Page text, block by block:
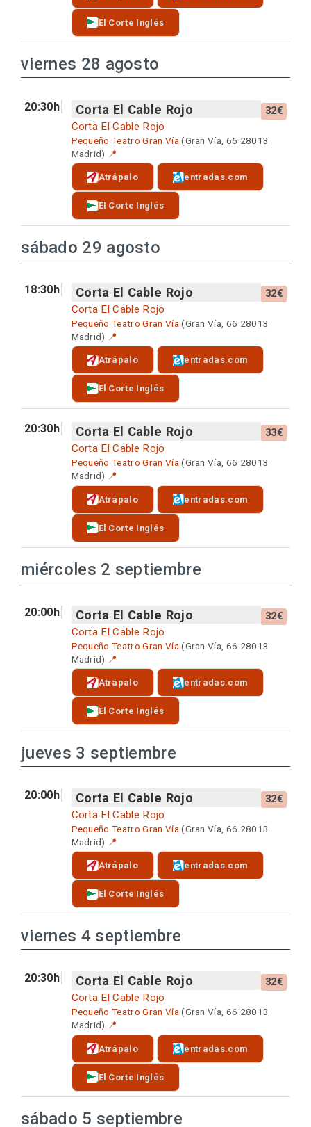
El Corte Inglés
viernes 28 agosto
20:30h Corta El Cable Rojo 32€
Corta El Cable Rojo
Pequeño Teatro Gran Vía (Gran Vía, 66 28013
Madrid) 📍
Atrápalo entradas.com
El Corte Inglés
sábado 29 agosto
18:30h Corta El Cable Rojo 32€
Corta El Cable Rojo
Pequeño Teatro Gran Vía (Gran Vía, 66 28013
Madrid) 📍
Atrápalo entradas.com
El Corte Inglés
20:30h Corta El Cable Rojo 33€
Corta El Cable Rojo
Pequeño Teatro Gran Vía(Gran Vía, 66 28013
Madrid) 📍
Atrápalo entradas.com
El Corte Inglés
miércoles 2 septiembre
20:00h Corta El Cable Rojo 32€
Corta El Cable Rojo
Pequeño Teatro Gran Vía (Gran Vía, 66 28013
Madrid) 📍
Atrápalo entradas.com
El Corte Inglés
jueves 3 septiembre
20:00h Corta El Cable Rojo 32€
Corta El Cable Rojo
Pequeño Teatro Gran Vía (Gran Vía, 66 28013
Madrid) 📍
Atrápalo entradas.com
El Corte Inglés
viernes 4 septiembre
20:30h Corta El Cable Rojo 32€
Corta El Cable Rojo
Pequeño Teatro Gran Vía(Gran Vía, 66 28013
Madrid) 📍
Atrápalo entradas.com
El Corte Inglés
sábado 5 septiembre